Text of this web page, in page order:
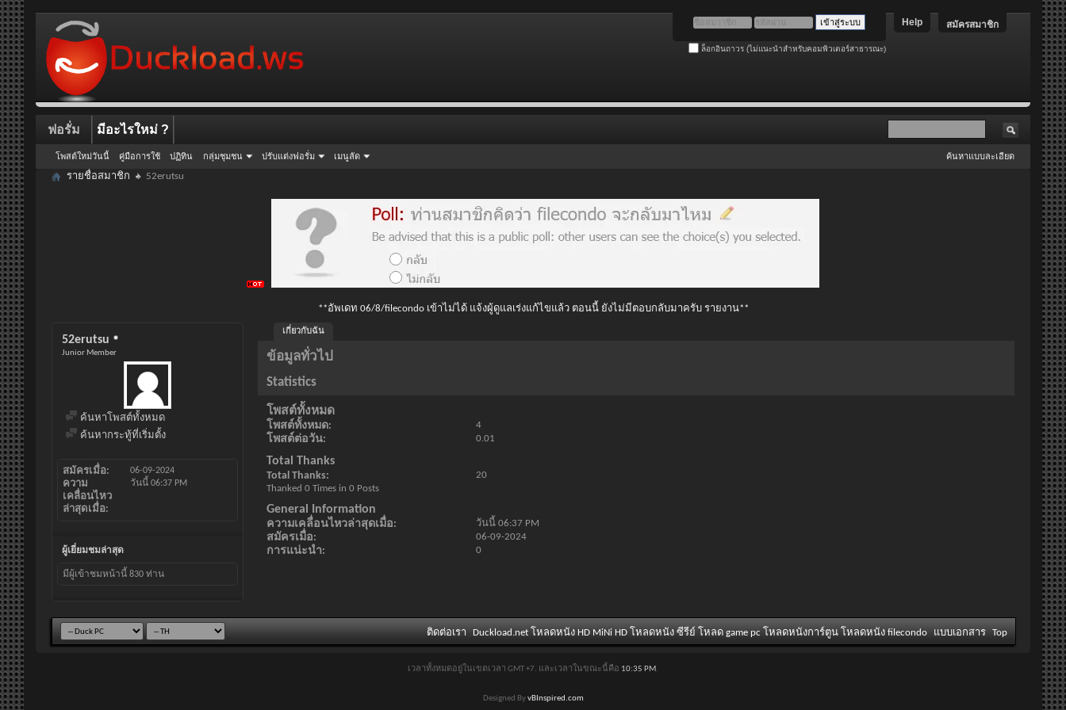
สมัครสมาชิก
Help
ล็อกอินถาวร (ไม่แนะนำสำหรับคอมพิวเตอร์สาธารณะ)
ฟอรั่ม
โพสต์ใหม่วันนี้ คู่มือการใช้ ปฏิทิน กลุ่มชุมชน ปรับแต่งฟอรั่ม เมนูลัด
มีอะไรใหม่ ?
ค้นหาแบบละเอียด
รายชื่อสมาชิก 52erutsu
**อัพเดท 06/8/filecondo เข้าไม่ได้ แจ้งผู้ดูแลเร่งแก้ไขแล้ว ตอนนี้ ยังไม่มีตอบกลับมาครับ รายงาน**
52erutsu
Junior Member
ค้นหาโพสต์ทั้งหมด
ค้นหากระทู้ที่เริ่มตั้ง
สมัครเมื่อ 06-09-2024
ความ
เคลื่อนไหว
ล่าสุดเมื่อ
วันนี้ 06:37 PM
ผู้เยี่ยมชมล่าสุด
มีผู้เข้าชมหน้านี้ 830 ท่าน
เกี่ยวกับฉัน
ข้อมูลทั่วไป
Statistics
โพสต์ทั้งหมด
โพสต์ทั้งหมด 4
โพสต์ต่อวัน 0.01
Total Thanks
Total Thanks
20
Thanked 0 Times in 0 Posts
General Information
ความเคลื่อนไหวล่าสุดเมื่อ วันนี้06:37 PM
สมัครเมื่อ 06-09-2024
การแน่ะนำ 0
ติดต่อเรา Duckload.net โหลดหนัง HD MiNi HD โหลดหนัง ซีรีย์ โหลด game pc โหลดหนังการ์ตูน โหลดหนัง filecondo แบบเอกสาร Top
เวลาทั้งหมดอยู่ในเขตเวลา GMT +7. และเวลาในขณะนี้คือ 10:35 PM.
Designed ByvBInspired.com